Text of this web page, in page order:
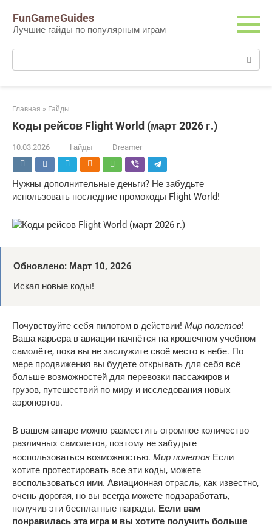
контенту
FunGameGuides
Лучшие гайды по популярным играм
Поиск:
Главная » Гайды
Коды рейсов Flight World (март 2026 г.)
10.03.2026 Гайды Dreamer
Нужны дополнительные деньги? Не забудьте
использовать последние промокоды Flight World!
Обновлено: Март 10, 2026
Искал новые коды!
Почувствуйте себя пилотом в действии! Мир полетов!
Ваша карьера в авиации начнётся на крошечном учебном
самолёте, пока вы не заслужите своё место в небе. По
мере продвижения вы будете открывать для себя всё
больше возможностей для перевозки пассажиров и
грузов, путешествий по миру и исследования новых
аэропортов.
В вашем ангаре можно разместить огромное количество
различных самолетов, поэтому не забудьте
воспользоваться возможностью. Мир полетов Если
хотите протестировать все эти коды, можете
воспользоваться ими. Авиационная отрасль, как известно,
очень дорогая, но вы всегда можете подзаработать,
получив эти бесплатные награды. Если вам
понравилась эта игра и вы хотите получить больше